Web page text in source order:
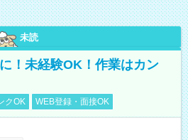
未読
！未経験OK！作業はカン
クOK WEB登録・面接OK